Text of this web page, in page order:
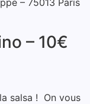
– 75013 Paris
– 10€
salsa ! On vous